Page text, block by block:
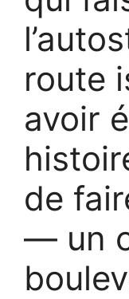
route
avoir
de
— un